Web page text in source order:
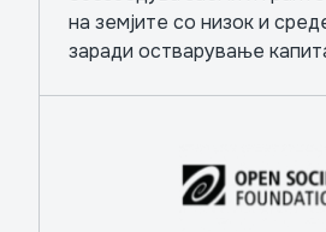
на земјите со низок и
заради остварување